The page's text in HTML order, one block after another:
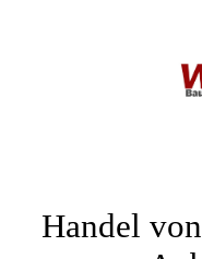
Handel